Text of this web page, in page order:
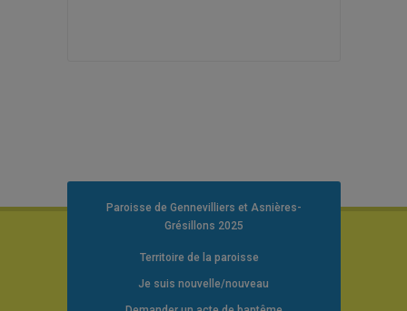
Paroisse de Gennevilliers et Asnières-
Grésillons 2025
Territoire de la paroisse
Je suis nouvelle/nouveau